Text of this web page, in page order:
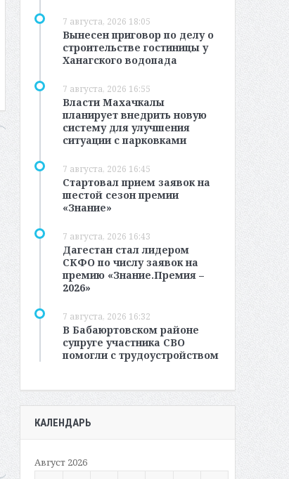
7 августа, 2026 18:05
Вынесен приговор по делу о
строительстве гостиницы у
Ханагского водопада
7 августа, 2026 16:55
Власти Махачкалы
планирует внедрить новую
систему для улучшения
ситуации с парковками
7 августа, 2026 16:45
Стартовал прием заявок на
шестой сезон премии
«Знание»
7 августа, 2026 16:43
Дагестан стал лидером
СКФО по числу заявок на
премию «Знание.Премия –
2026»
7 августа, 2026 16:32
В Бабаюртовском районе
супруге участника СВО
помогли с трудоустройством
КАЛЕНДАРЬ
Август 2026